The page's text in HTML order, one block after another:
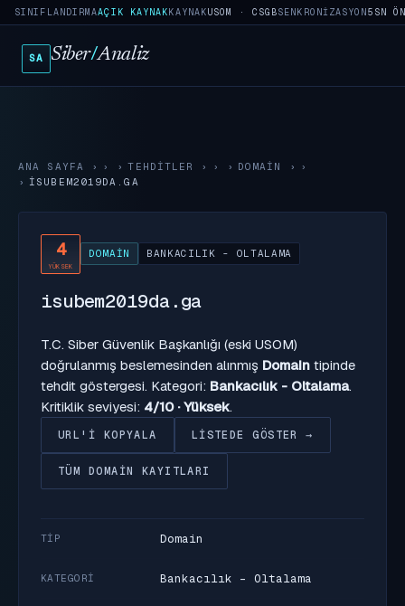
SINIFLANDIRMAAÇIK KAYNAKKAYNAKUSOM · CSGBSENKRONIZASYON5SN
SA Siber/Analiz
ANA SAYFA › TEHDITLER › DOMAIN
›
ISUBEM2019DA.GA
4
YÜKSEK
DOMAIN BANKACILIK - OLTALAMA
isubem2019da.ga
T.C. Siber Güvenlik Başkanlığı (eski USOM)
doğrulanmış beslemesinden alınmış Domain tipinde
tehdit göstergesi. Kategori: Bankacılık - Oltalama.
Kritiklik seviyesi: 4/10 · Yüksek.
URL'I KOPYALA LISTEDE GÖSTER →
TÜM DOMAIN KAYITLARI
TIP Domain
KATEGORI Bankacılık - Oltalama